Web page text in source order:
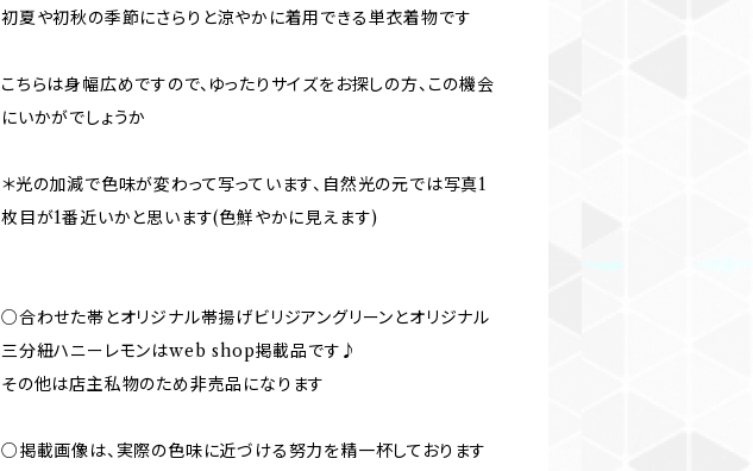
初夏や初秋の季節にさらりと涼やかに着用できる単衣着物です
こちらは身幅広めですので、ゆったりサイズをお探しの方、この機会
にいかがでしょうか
＊光の加減で色味が変わって写っています、自然光の元では写真1
枚目が1番近いかと思います(色鮮やかに見えます)
○合わせた帯とオリジナル帯揚げビリジアングリーンとオリジナル
三分紐ハニーレモンはweb shop掲載品です♪
その他は店主私物のため非売品になります
○掲載画像は、実際の色味に近づける努力を精一杯しております